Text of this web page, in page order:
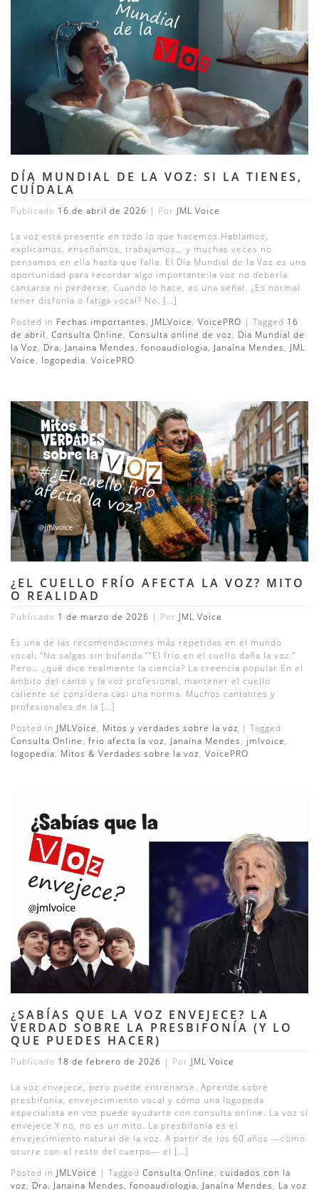
DÍA MUNDIAL DE LA VOZ: SI LA TIENES,
CUÍDALA
Publicado 16 de abril de 2026 | Por JML Voice
La voz está presente en todo lo que hacemos.Hablamos,
explicamos, enseñamos, trabajamos… y muchas veces no
pensamos en ella hasta que falla. El Día Mundial de la Voz es una
oportunidad para recordar algo importante:la voz no debería
cansarse ni perderse. Cuando lo hace, es una señal. ¿Es normal
tener disfonía o fatiga vocal? No. […]
Posted in Fechas importantes, JMLVoice, VoicePRO | Tagged 16
de abril, Consulta Online, Consulta online de voz, Dia Mundial de
la Voz, Dra. Janaina Mendes, fonoaudiologia, Janaína Mendes, JML
Voice, logopedia, VoicePRO
¿EL CUELLO FRÍO AFECTA LA VOZ? MITO
O REALIDAD
Publicado 1 de marzo de 2026 | Por JML Voice
Es una de las recomendaciones más repetidas en el mundo
vocal: “No salgas sin bufanda.”“El frío en el cuello daña la voz.”
Pero… ¿qué dice realmente la ciencia? La creencia popular En el
ámbito del canto y la voz profesional, mantener el cuello
caliente se considera casi una norma. Muchos cantantes y
profesionales de la […]
Posted in JMLVoice, Mitos y verdades sobre la voz | Tagged
Consulta Online, frio afecta la voz, Janaína Mendes, jmlvoice,
logopedia, Mitos & Verdades sobre la voz, VoicePRO
¿SABÍAS QUE LA VOZ ENVEJECE? LA
VERDAD SOBRE LA PRESBIFONÍA (Y LO
QUE PUEDES HACER)
Publicado 18 de febrero de 2026 | Por JML Voice
La voz envejece, pero puede entrenarse. Aprende sobre
presbifonía, envejecimiento vocal y cómo una logopeda
especialista en voz puede ayudarte con consulta online. La voz sí
envejece.Y no, no es un mito. La presbifonía es el
envejecimiento natural de la voz. A partir de los 60 años —como
ocurre con el resto del cuerpo— el […]
Posted in JMLVoice | Tagged Consulta Online, cuidados con la
voz, Dra. Janaina Mendes, fonoaudiologia, Janaína Mendes, La voz